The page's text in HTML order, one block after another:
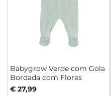
Babygrow Verde com Gola
Bordada com Flores
€ 27,99